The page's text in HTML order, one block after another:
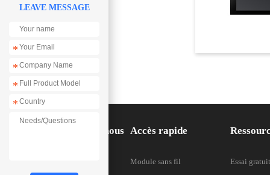
À propos de nous Accès rapide
Module sans fil Essai
LEAVE MESSAGE
*
*
*
*